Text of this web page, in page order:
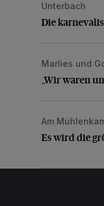
Die
Unterbach
Die
„Wir waren
Marlies und
„Wir waren
Es wird die
Am
Es wird die